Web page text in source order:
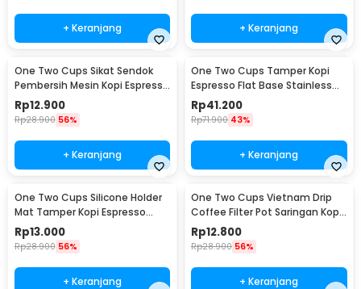
+ Keranjang + Keranjang
One Two Cups Sikat Sendok
Pembersih Mesin Kopi Espresso
2in1 - 8809
Rp12.900
Rp28.900 56%
+ Keranjang
One Two Cups Tamper Kopi
Espresso Flat Base Stainless
Steel 51mm - SS51
Rp41.200
Rp71.900 43%
+ Keranjang
One Two Cups Silicone Holder
Mat Tamper Kopi Espresso
Barista - 0310
Rp13.000
Rp28.900 56%
+ Keranjang
One Two Cups Vietnam Drip
Coffee Filter Pot Saringan Kopi
124ml 7Q - LC1
Rp12.800
Rp28.900 56%
+ Keranjang